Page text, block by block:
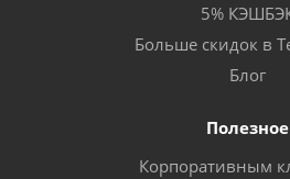
5%
Больше скидок в
Блог
Полезное
Корпоративным